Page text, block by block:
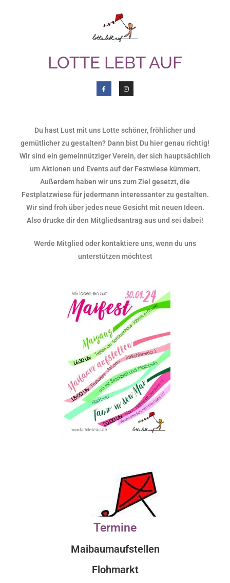
LOTTE LEBT AUF
Du hast Lust mit uns Lotte schöner, fröhlicher und
gemütlicher zu gestalten? Dann bist Du hier genau richtig!
Wir sind ein gemeinnütziger Verein, der sich hauptsächlich
um Aktionen und Events auf der Festwiese kümmert.
Außerdem haben wir uns zum Ziel gesetzt, die
Festplatzwiese für jedermann interessanter zu gestalten.
Wir sind froh über jedes neue Gesicht mit neuen Ideen.
Also drucke dir den Mitgliedsantrag aus und sei dabei!
Werde Mitglied oder kontaktiere uns, wenn du uns
unterstützen möchtest
Termine
Maibaumaufstellen
Flohmarkt